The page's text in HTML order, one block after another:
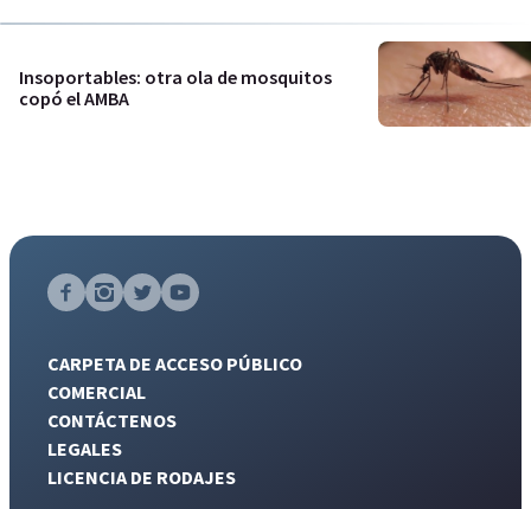
Insoportables: otra ola de mosquitos
copó el AMBA
CARPETA DE ACCESO PÚBLICO
COMERCIAL
CONTÁCTENOS
LEGALES
LICENCIA DE RODAJES